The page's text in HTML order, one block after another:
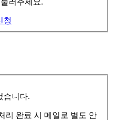
러주세요.
청
습니다.
리 완료 시 메일로 별도 안